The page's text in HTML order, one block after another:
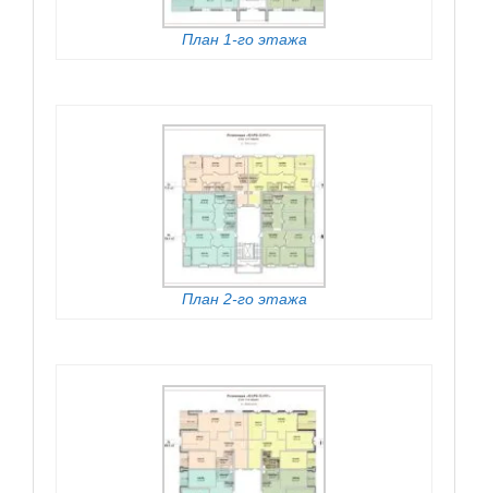
План 1-го этажа
План 2-го этажа